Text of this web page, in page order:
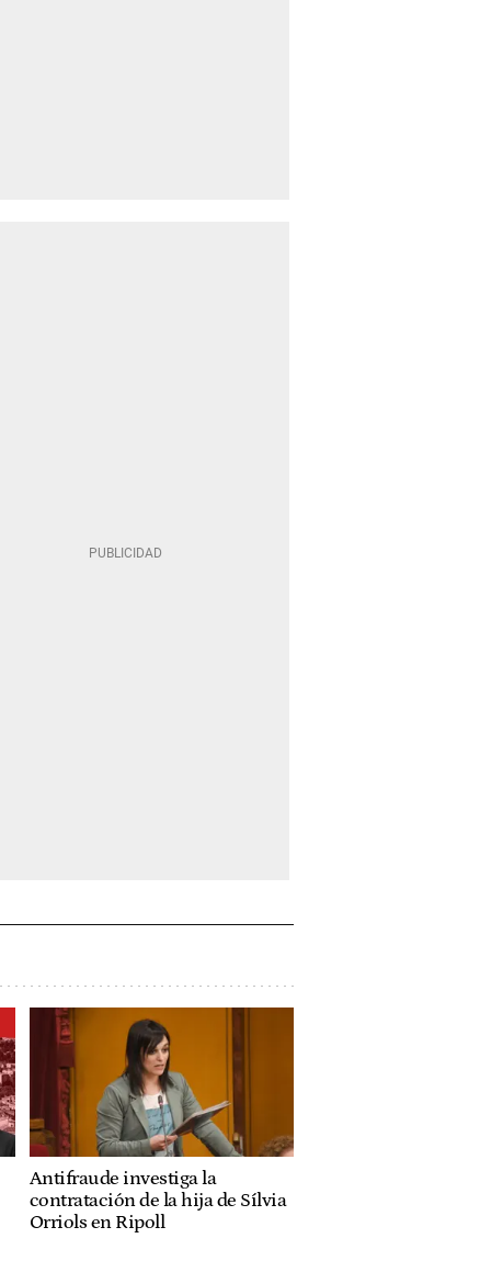
Antifraude investiga la
contratación de la hija de Sílvia
Orriols en Ripoll